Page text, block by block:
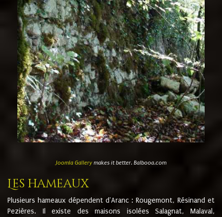
Joomla Gallerymakes it better. Balbooa.com
Les hameaux
Plusieurs hameaux dépendent d'Aranc : Rougemont, Résinand et
Pezières. Il existe des maisons isolées Salagnat, Malaval,